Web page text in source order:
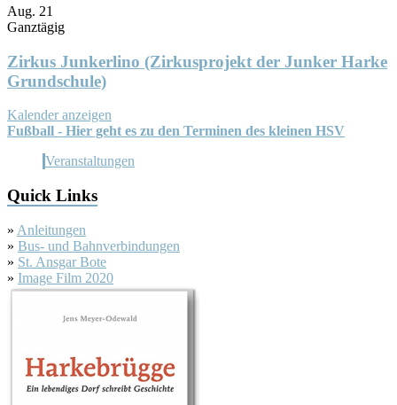
Aug. 21
Ganztägig
Zirkus Junkerlino (Zirkusprojekt der Junker Harke
Grundschule)
Kalender anzeigen
Fußball - Hier geht es zu den Terminen des kleinen HSV
Veranstaltungen
Quick Links
» Anleitungen
» Bus- und Bahnverbindungen
» St. Ansgar Bote
» Image Film 2020